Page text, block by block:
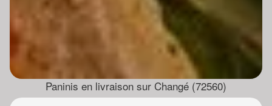
Paninis en livraison sur Changé (72560)